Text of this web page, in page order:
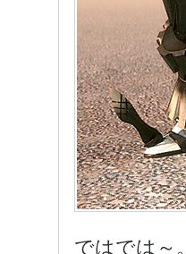
ではでは～。